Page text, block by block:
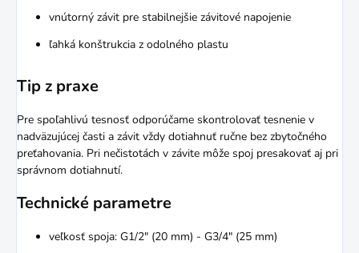
vnútorný závit pre stabilnejšie závitové napojenie
ľahká konštrukcia z odolného plastu
Tip z praxe
Pre spoľahlivú tesnosť odporúčame skontrolovať tesnenie v
nadväzujúcej časti a závit vždy dotiahnuť ručne bez zbytočného
preťahovania. Pri nečistotách v závite môže spoj presakovať aj pri
správnom dotiahnutí.
Technické parametre
veľkosť spoja: G1/2" (20 mm) - G3/4" (25 mm)